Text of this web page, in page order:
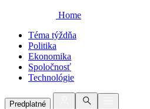
Home
Téma týždňa
Politika
Ekonomika
Spoločnosť
Technológie
Predplatné